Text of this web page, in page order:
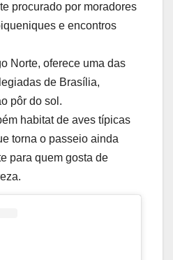
procurado por moradores
e encontros
Norte, oferece uma das
de Brasília,
pôr do sol.
habitat de aves típicas
torna o passeio ainda
para quem gosta de